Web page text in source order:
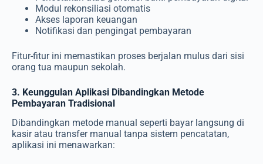
Modul rekonsiliasi otomatis
Akses laporan keuangan
Notifikasi dan pengingat pembayaran
Fitur-fitur ini memastikan proses berjalan mulus dari sisi
orang tua maupun sekolah.
3. Keunggulan Aplikasi Dibandingkan Metode
Pembayaran Tradisional
Dibandingkan metode manual seperti bayar langsung di
kasir atau transfer manual tanpa sistem pencatatan,
aplikasi ini menawarkan: